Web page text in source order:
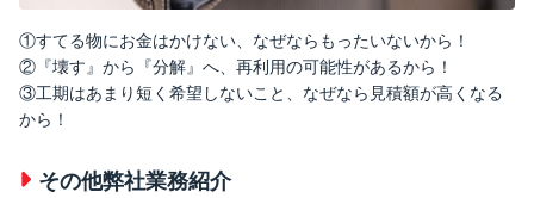
①すてる物にお金はかけない、なぜならもったいないから！
②『壊す』から『分解』へ、再利用の可能性があるから！
③工期はあまり短く希望しないこと、なぜなら見積額が高くなる
から！
その他弊社業務紹介